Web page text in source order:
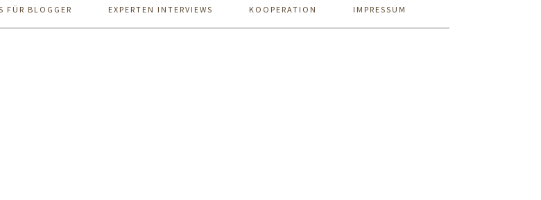
FÜR BLOGGER EXPERTEN INTERVIEWS KOOPERATION IMPRESSUM